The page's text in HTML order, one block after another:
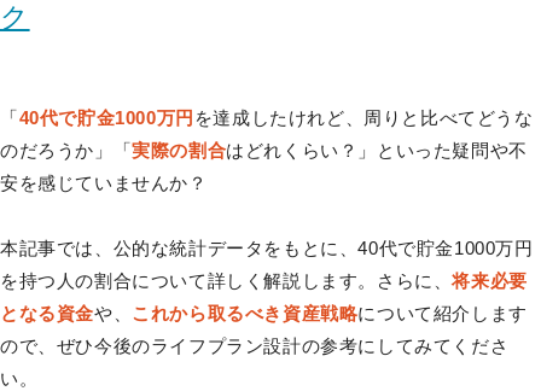
ク
「40代で貯金1000万円 を達成したけれど、周りと比べてどうな
のだろうか」「実際の割合はどれくらい？」といった疑問や不
安を感じていませんか？
本記事では、公的な統計データをもとに、40代で貯金1000万円
を持つ人の割合について詳しく解説します。さらに、将来必要
となる資金や、 これから取るべき資産戦略について紹介します
ので、ぜひ今後のライフプラン設計の参考にしてみてくださ
い。